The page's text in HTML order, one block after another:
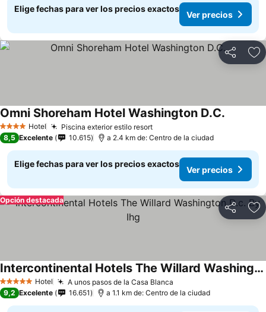
Elige fechas para ver los precios exactos
Ver precios
Compartir
4 EstrellasHotel Piscina exterior estilo resort
Omni Shoreham Hotel Washington D.C.
8,5 Excelente 10.615 a 2.4 km de: Centro de la ciudad
Elige fechas para ver los precios exactos
Ver precios
Compartir
Opción destacada
5 Estrellas Hotel A unos pasos de la Casa Blanca
Intercontinental Hotels The Willard Washington D.c. By Ihg
9,2 Excelente 16.651 a 1.1 km de: Centro de la ciudad